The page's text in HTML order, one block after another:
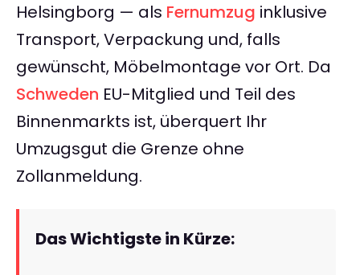
Helsingborg — als Fernumzug inklusive
Transport, Verpackung und, falls
gewünscht, Möbelmontage vor Ort. Da
Schweden EU-Mitglied und Teil des
Binnenmarkts ist, überquert Ihr
Umzugsgut die Grenze ohne
Zollanmeldung.
Das Wichtigste in Kürze: